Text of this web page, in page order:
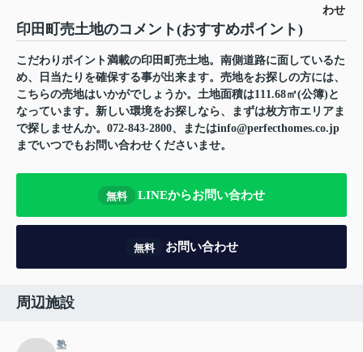
わせ
印田町売土地のコメント(おすすめポイント)
こだわりポイント満載の印田町売土地。南側道路に面しているた
め、日当たりを確保する事が出来ます。売地をお探しの方には、
こちらの売地はいかがでしょうか。土地面積は111.68㎡(公簿)と
なっています。新しい環境をお探しなら、まずは枚方市エリアま
で探しませんか。072-843-2800、またはinfo@perfecthomes.co.jp
までいつでもお問い合わせくださいませ。
無料 LINEからお問い合わせ
無料 お問い合わせ
周辺施設
塾